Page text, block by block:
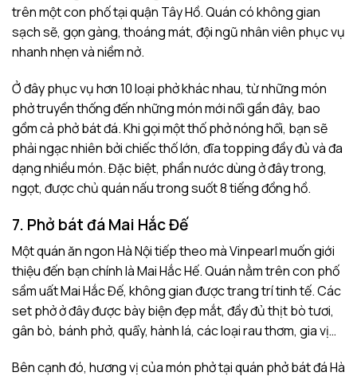
trên một con phố tại quận Tây Hồ. Quán có không gian
sạch sẽ, gọn gàng, thoáng mát, đội ngũ nhân viên phục vụ
nhanh nhẹn và niềm nở.
Ở đây phục vụ hơn 10 loại phở khác nhau, từ những món
phở truyền thống đến những món mới nổi gần đây, bao
gồm cả phở bát đá. Khi gọi một thố phở nóng hổi, bạn sẽ
phải ngạc nhiên bởi chiếc thố lớn, đĩa topping đầy đủ và đa
dạng nhiều món. Đặc biệt, phần nước dùng ở đây trong,
ngọt, được chủ quán nấu trong suốt 8 tiếng đồng hồ.
7. Phở bát đá Mai Hắc Đế
Một quán ăn ngon Hà Nội tiếp theo mà Vinpearl muốn giới
thiệu đến bạn chính là Mai Hắc Hế. Quán nằm trên con phố
sầm uất Mai Hắc Đế, không gian được trang trí tinh tế. Các
set phở ở đây được bày biện đẹp mắt, đầy đủ thịt bò tươi,
gân bò, bánh phở, quẩy, hành lá, các loại rau thơm, gia vị…
Bên cạnh đó, hương vị của món phở tại quán phở bát đá Hà